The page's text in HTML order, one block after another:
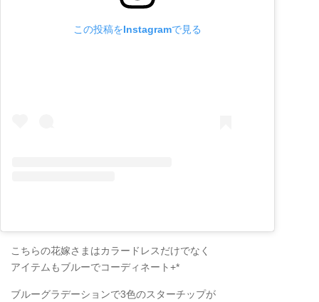
この投稿をInstagramで見る
こちらの花嫁さまはカラードレスだけでなく
アイテムもブルーでコーディネート+*
ブルーグラデーションで3色のスターチップが